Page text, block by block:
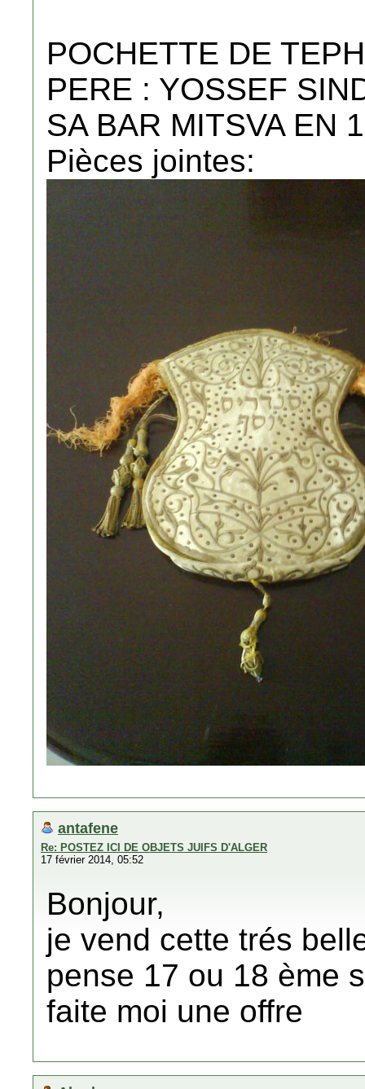
POCHETTE DE
PERE : YOSSEF
SA BAR MITSVA EN
Pièces jointes:
antafene
Re: POSTEZ ICI DE OBJETS JUIFS D'ALGER
17 février 2014, 05:52
Bonjour,
je vend cette trés
pense 17 ou 18 ème
faite moi une offre